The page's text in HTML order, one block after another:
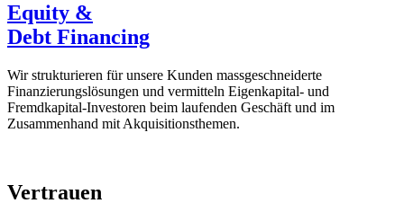
Equity &
Debt Financing
Wir strukturieren für unsere Kunden massgeschneiderte
Finanzierungslösungen und vermitteln Eigenkapital- und
Fremdkapital-Investoren beim laufenden Geschäft und im
Zusammenhand mit Akquisitionsthemen.
Vertrauen